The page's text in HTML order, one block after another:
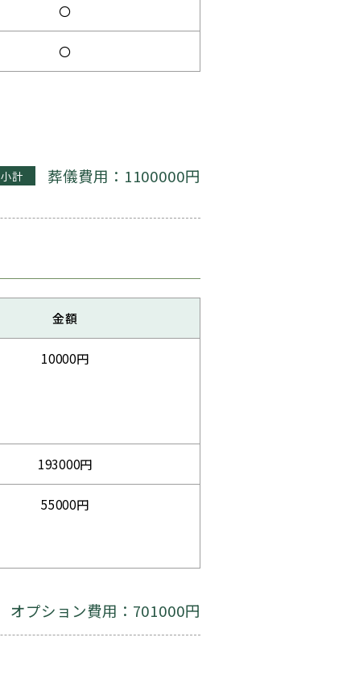
〇
〇
小計 葬儀費用：1100000円
金額
10000円
193000円
55000円
オプション費用：701000円